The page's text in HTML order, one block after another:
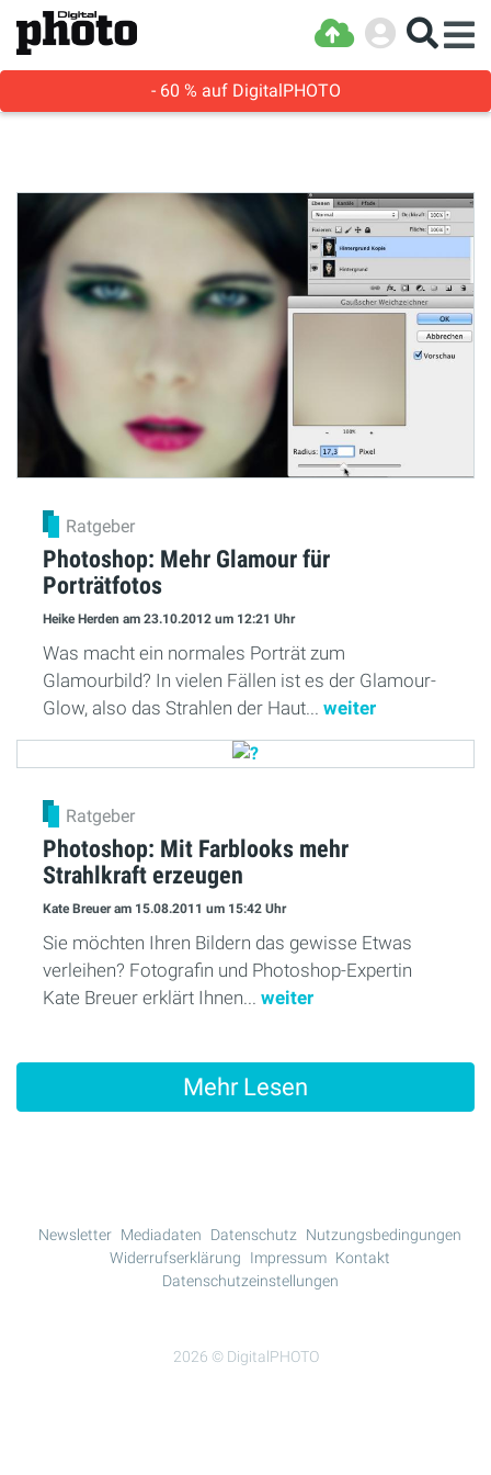
- 60 % auf DigitalPHOTO
Ratgeber
Photoshop: Mehr Glamour für
Porträtfotos
Heike Herden am 23.10.2012 um 12:21 Uhr
Was macht ein normales Porträt zum
Glamourbild? In vielen Fällen ist es der Glamour-
Glow, also das Strahlen der Haut... weiter
Ratgeber
Photoshop: Mit Farblooks mehr
Strahlkraft erzeugen
Kate Breueram 15.08.2011 um 15:42 Uhr
Sie möchten Ihren Bildern das gewisse Etwas
verleihen? Fotografin und Photoshop-Expertin
Kate Breuer erklärt Ihnen... weiter
Mehr Lesen
2026 © DigitalPHOTO
Newsletter Mediadaten Datenschutz
Nutzungsbedingungen
Widerrufserklärung
Impressum Kontakt
Datenschutzeinstellungen